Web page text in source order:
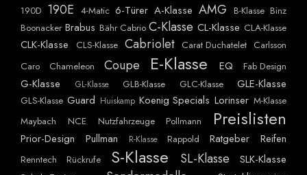
190D 190E 4-Matic 6-Türer A-Klasse AMG B-Klasse Binz
Boonacker Brabus Bähr Cabrio C-Klasse CL-Klasse CLA-Klasse
CLK-Klasse CLS-Klasse Cabriolet Carat Duchatelet Carlsson
Caro
Chameleon Coupe E-Klasse EQ Fab Design
G-Klasse GL-Klasse GLB-Klasse GLC-Klasse GLE-Klasse
GLS-Klasse Guard Huiskamp Koenig Specials Lorinser M-Klasse
Maybach
NCE Nutzfahrzeuge Pollmann Preislisten
Prior-Design Pullman R-Klasse Rappold Ratgeber Reifen
Renntech Rückrufe S-Klasse SL-Klasse SLK-Klasse